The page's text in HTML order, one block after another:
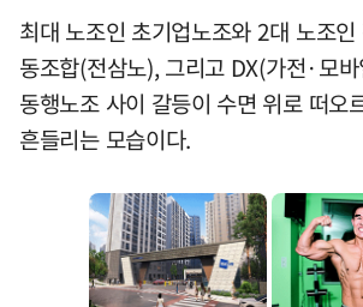
최대 노조인 초기업노조와 2대 노조
동조합(전삼노), 그리고 DX(가전·모
동행노조 사이 갈등이 수면 위로 떠오
흔들리는 모습이다.